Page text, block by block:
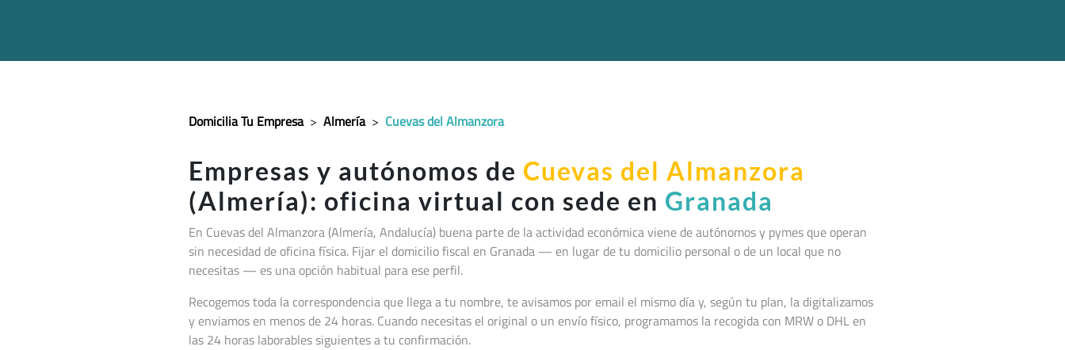
Domicilia Tu Empresa > Almería > Cuevas del Almanzora
Empresas y autónomos de Cuevas del Almanzora
(Almería): oficina virtual con sede en Granada
En Cuevas del Almanzora (Almería, Andalucía) buena parte de la actividad económica viene de autónomos y pymes que operan
sin necesidad de oficina física. Fijar el domicilio fiscal en Granada — en lugar de tu domicilio personal o de un local que no
necesitas — es una opción habitual para ese perfil.
Recogemos toda la correspondencia que llega a tu nombre, te avisamos por email el mismo día y, según tu plan, la digitalizamos
y enviamos en menos de 24 horas. Cuando necesitas el original o un envío físico, programamos la recogida con MRW o DHL en
las 24 horas laborables siguientes a tu confirmación.